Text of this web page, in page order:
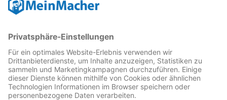
Wie sind die Zahlungskonditionen?
Warum sich die Reparatur per Post lohnt!
Sie haben Fragen?